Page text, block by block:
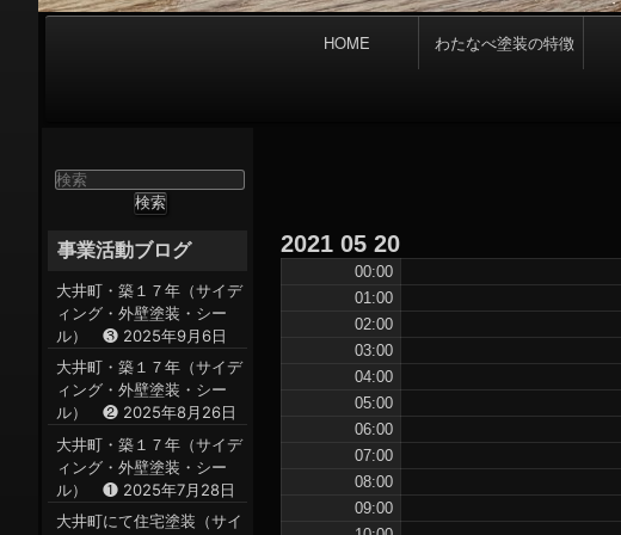
ゲ
ョ
ン
HOME わたなべ塗装の特徴
2021 05 20
00:00
01:00
02:00
03:00
04:00
05:00
06:00
07:00
08:00
09:00
検
象:
事業活動ブログ
大井町・築１７年（サイデ
ィング・外壁塗装・シー
ル） ❸ 2025年9月6日
大井町・築１７年（サイデ
ィング・外壁塗装・シー
ル） ❷ 2025年8月26日
大井町・築１７年（サイデ
ィング・外壁塗装・シー
ル） ❶ 2025年7月28日
大井町にて住宅塗装（サイ